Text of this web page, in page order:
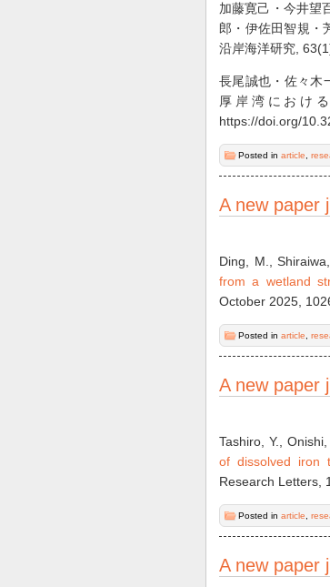
加藤寛己・今井望
郎・伊佐田智規・
沿岸海洋研究,
長尾誠也・佐々木
厚岸湾におけ
https://doi.org/
Posted in article,
A new paper
Ding, M.,
from a wetland
October 2025,
Posted in article,
A new paper
Tashiro, Y.,
of dissolved iron
Research Letters,
Posted in article,
A new paper